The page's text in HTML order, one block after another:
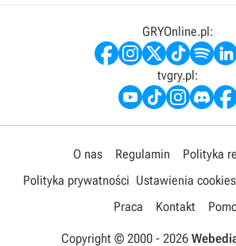
GRYOnline.pl:
tvgry.pl:
O nas Regulamin
Polityka
Polityka prywatności Ustawienia cookies
Praca
Kontakt
Copyright © 2000 - 2026